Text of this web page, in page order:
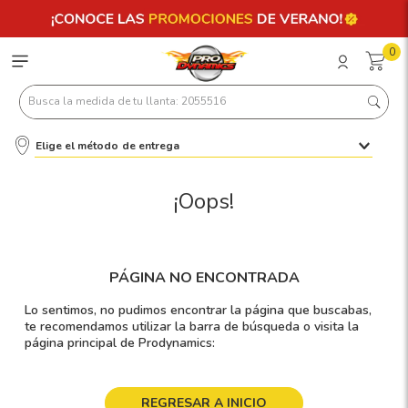
0
Busca la medida de tu llanta: 2055516
Elige el método de entrega
¡Oops!
PÁGINA NO ENCONTRADA
Lo sentimos, no pudimos encontrar la página que buscabas,
te recomendamos utilizar la barra de búsqueda o visita la
página principal de Prodynamics:
REGRESAR A INICIO
Términos más buscados
2
4.215
5.185
6.